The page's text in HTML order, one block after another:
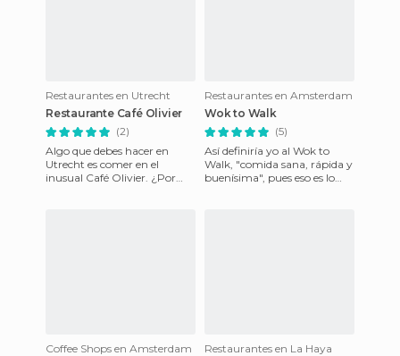
Restaurantes en Utrecht
Restaurante Café Olivier
(2)
Algo que debes hacer en
Utrecht es comer en el
inusual Café Olivier. ¿Por
Restaurantes en Amsterdam
Wok to Walk
(5)
Así definiría yo al Wok to
Walk, "comida sana, rápida y
buenísima", pues eso es lo
Coffee Shops en Amsterdam
Restaurantes en La Haya